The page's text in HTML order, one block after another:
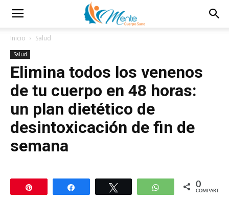
Inicio Salud
Salud
Elimina todos los venenos
de tu cuerpo en 48 horas:
un plan dietético de
desintoxicación de fin de
semana
Compartir WhatsApp
0
COMPARTIR